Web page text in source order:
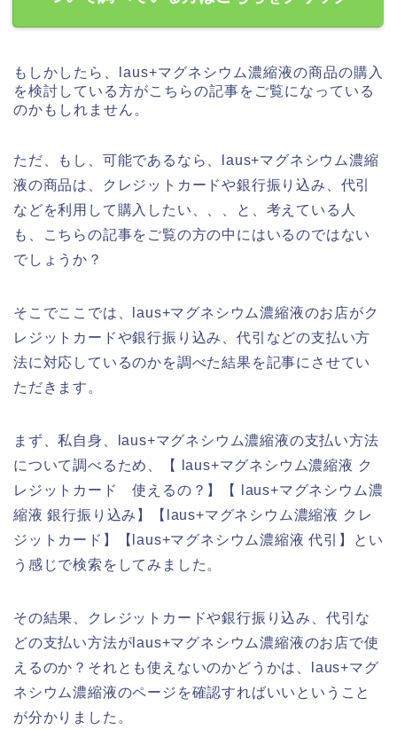
もしかしたら、laus+マグネシウム濃縮液の商品の購入
を検討している方がこちらの記事をご覧になっている
のかもしれません。
ただ、もし、可能であるなら、laus+マグネシウム濃縮
液の商品は、クレジットカードや銀行振り込み、代引
などを利用して購入したい、、、と、考えている人
も、こちらの記事をご覧の方の中にはいるのではない
でしょうか？
そこでここでは、laus+マグネシウム濃縮液のお店がク
レジットカードや銀行振り込み、代引などの支払い方
法に対応しているのかを調べた結果を記事にさせてい
ただきます。
まず、私自身、laus+マグネシウム濃縮液の支払い方法
について調べるため、【 laus+マグネシウム濃縮液 ク
レジットカード 使えるの？】【 laus+マグネシウム濃
縮液 銀行振り込み】【laus+マグネシウム濃縮液 クレ
ジットカード】【laus+マグネシウム濃縮液 代引】とい
う感じで検索をしてみました。
その結果、クレジットカードや銀行振り込み、代引な
どの支払い方法がlaus+マグネシウム濃縮液のお店で使
えるのか？それとも使えないのかどうかは、laus+マグ
ネシウム濃縮液のページを確認すればいいということ
が分かりました。